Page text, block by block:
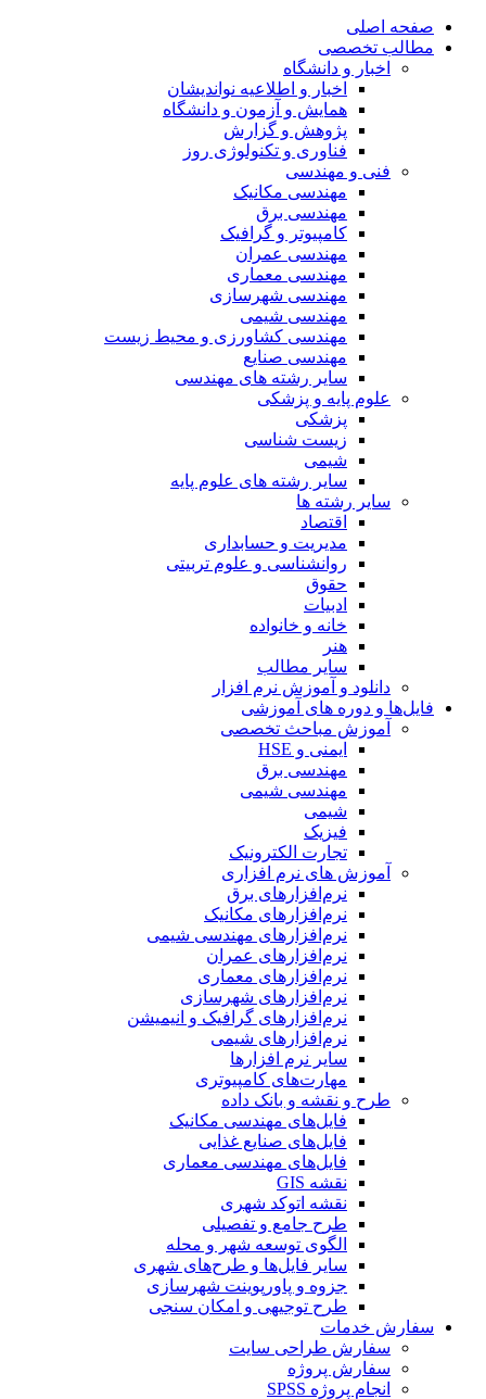
صفحه اصلی
مطالب تخصصی
اخبار و دانشگاه
اخبار و اطلاعیه نواندیشان
همایش و آزمون و دانشگاه
پژوهش و گزارش
فناوری و تکنولوژی روز
فنی و مهندسی
مهندسی مکانیک
مهندسی برق
کامپیوتر و گرافیک
مهندسی عمران
مهندسی معماری
مهندسی شهرسازی
مهندسی شیمی
مهندسی کشاورزی و محیط زیست
مهندسی صنایع
سایر رشته های مهندسی
علوم پایه و پزشکی
پزشکی
زیست شناسی
شیمی
سایر رشته های علوم پایه
سایر رشته ها
اقتصاد
مدیریت و حسابداری
روانشناسی و علوم تربیتی
حقوق
ادبیات
خانه و خانواده
هنر
سایر مطالب
دانلود و آموزش نرم افزار
فایل‌ها و دوره های آموزشی
آموزش مباحث تخصصی
ایمنی و HSE
مهندسی برق
مهندسی شیمی
شیمی
فیزیک
تجارت الکترونیک
آموزش های نرم افزاری
نرم‌افزارهای برق
نرم‌افزارهای مکانیک
نرم‌افزارهای مهندسی شیمی
نرم‌افزارهای عمران
نرم‌افزارهای معماری
نرم‌افزارهای شهرسازی
نرم‌افزارهای گرافیک و انیمیشن
نرم‌افزارهای شیمی
سایر نرم افزارها
مهارت‌های کامپیوتری
طرح و نقشه و بانک داده
فایل‌های مهندسی مکانیک
فایل‌های صنایع غذایی
فایل‌های مهندسی معماری
نقشه GIS
نقشه اتوکد شهری
طرح جامع و تفصیلی
الگوی توسعه شهر و محله
سایر فایل‌ها و طرح‌های شهری
جزوه و پاورپوینت شهرسازی
طرح توجیهی و امکان سنجی
سفارش خدمات
سفارش طراحی سایت
سفارش پروژه
انجام پروژه SPSS